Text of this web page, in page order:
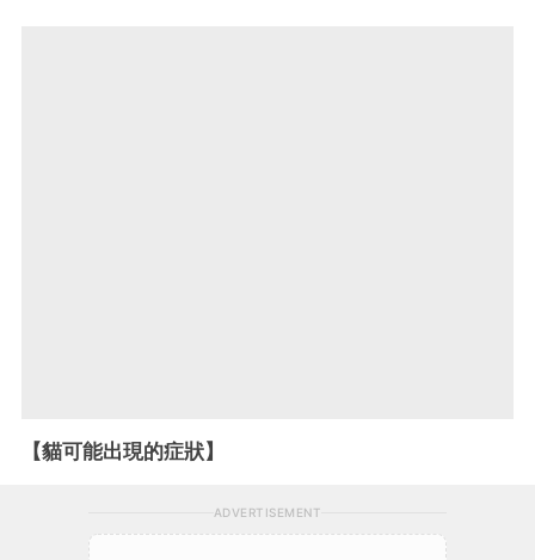
【貓可能出現的症狀】
ADVERTISEMENT